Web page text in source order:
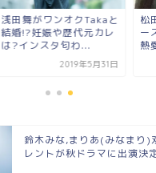
松田翔太,秋元梢にプロポ
ーズ?結婚,妊娠はいつ?
熱愛遍歴,なれそめ...
2017年9月7日
上
園
な
鈴木みな,まりあ(みなまり)
レントが秋ドラマに出演決